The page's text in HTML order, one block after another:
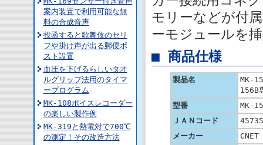
案内装置で利用可能な無
料の合成音声
投函すると歌舞伎のセリ
フや掛け声が出る郵便ポ
スト設置
血圧を下げるらしいタオ
ルグリップ法用のタイマ
ープログラム
MK-108ボイスレコーダー
の楽しい製作例
MK-319と熱電対で700℃
の測定！その改造方法
モリーなどが付
ーモジュールを
■ 商品仕様
製品名
MK-
156B
型番
MK-
ＪＡＮコード
メーカー